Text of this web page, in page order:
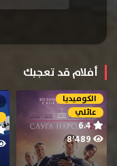
أفلام قد تعجبك
الكوميديا
عائلي
6.4